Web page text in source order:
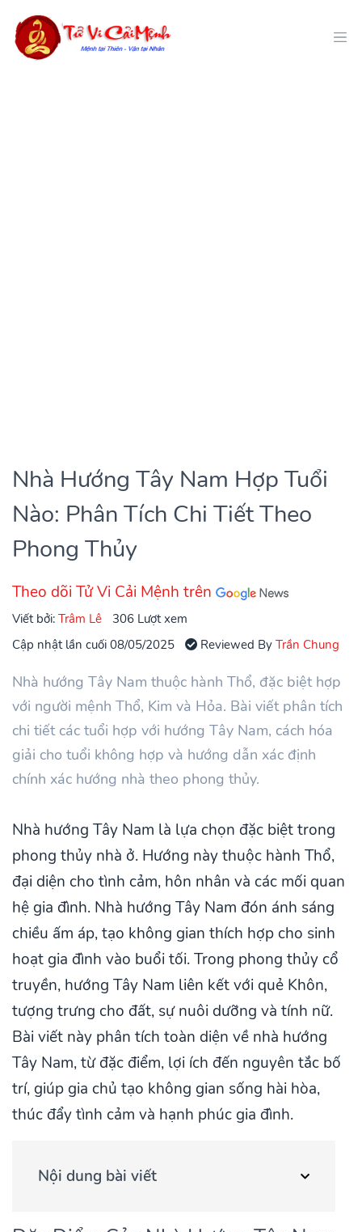
Nhà Hướng Tây Nam Hợp Tuổi
Nào: Phân Tích Chi Tiết Theo
Phong Thủy
Theo dõi Tử Vi Cải Mệnh trên
Viết bởi:Trâm Lê
306 Lượt xem
Cập nhật lần cuối 08/05/2025
Reviewed ByTrần Chung
Nhà hướng Tây Nam thuộc hành Thổ, đặc biệt hợp
với người mệnh Thổ, Kim và Hỏa. Bài viết phân tích
chi tiết các tuổi hợp với hướng Tây Nam, cách hóa
giải cho tuổi không hợp và hướng dẫn xác định
chính xác hướng nhà theo phong thủy.
Nhà hướng Tây Nam là lựa chọn đặc biệt trong
phong thủy nhà ở. Hướng này thuộc hành Thổ,
đại diện cho tình cảm, hôn nhân và các mối quan
hệ gia đình. Nhà hướng Tây Nam đón ánh sáng
chiều ấm áp, tạo không gian thích hợp cho sinh
hoạt gia đình vào buổi tối. Trong phong thủy cổ
truyền, hướng Tây Nam liên kết với quẻ Khôn,
tượng trưng cho đất, sự nuôi dưỡng và tính nữ.
Bài viết này phân tích toàn diện về nhà hướng
Tây Nam, từ đặc điểm, lợi ích đến nguyên tắc bố
trí, giúp gia chủ tạo không gian sống hài hòa,
thúc đẩy tình cảm và hạnh phúc gia đình.
Nội dung bài viết